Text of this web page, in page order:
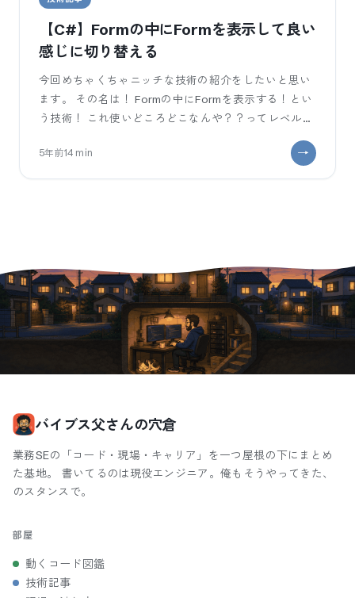
【C#】Formの中にFormを表示して良い
感じに切り替える
今回めちゃくちゃニッチな技術の紹介をしたいと思い
ます。 その名は！ Formの中にFormを表示する！とい
う技術！ これ使いどころどこなんや？？ってレベル
面の中でいろいろ
5年前14 min
バイブス父さんの穴倉
業務SEの「コード・現場・キャリア」を一つ屋根の下にまとめ
た基地。 書いてるのは現役エンジニア。俺もそうやってきた、
のスタンスで。
部屋
動くコード図鑑
技術記事